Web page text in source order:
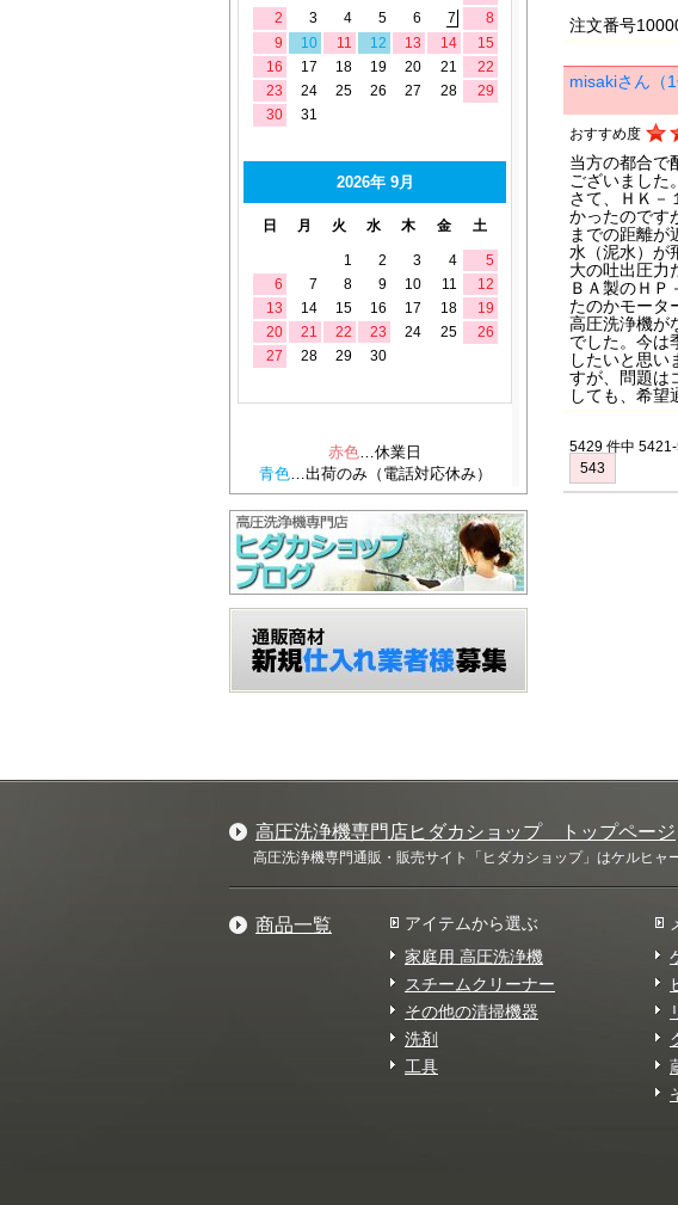
注文番号
misakiさん（1
おすすめ度
当方の都合で
ございました。
さて、ＨＫ－
かったのです
までの距離が
水（泥水）が
大の吐出圧力
ＢＡ製のＨＰ
たのかモータ
高圧洗浄機が
でした。今は
したいと思い
すが、問題は
しても、希望
5429 件中
543
高圧洗浄機専門店ヒダカショップ トップページ
高圧洗浄機専門通販・販売サイト「ヒダカショップ」はケルヒャ
商品一覧
アイテムから選ぶ
家庭用 高圧洗浄機
スチームクリーナー
その他の清掃機器
洗剤
工具